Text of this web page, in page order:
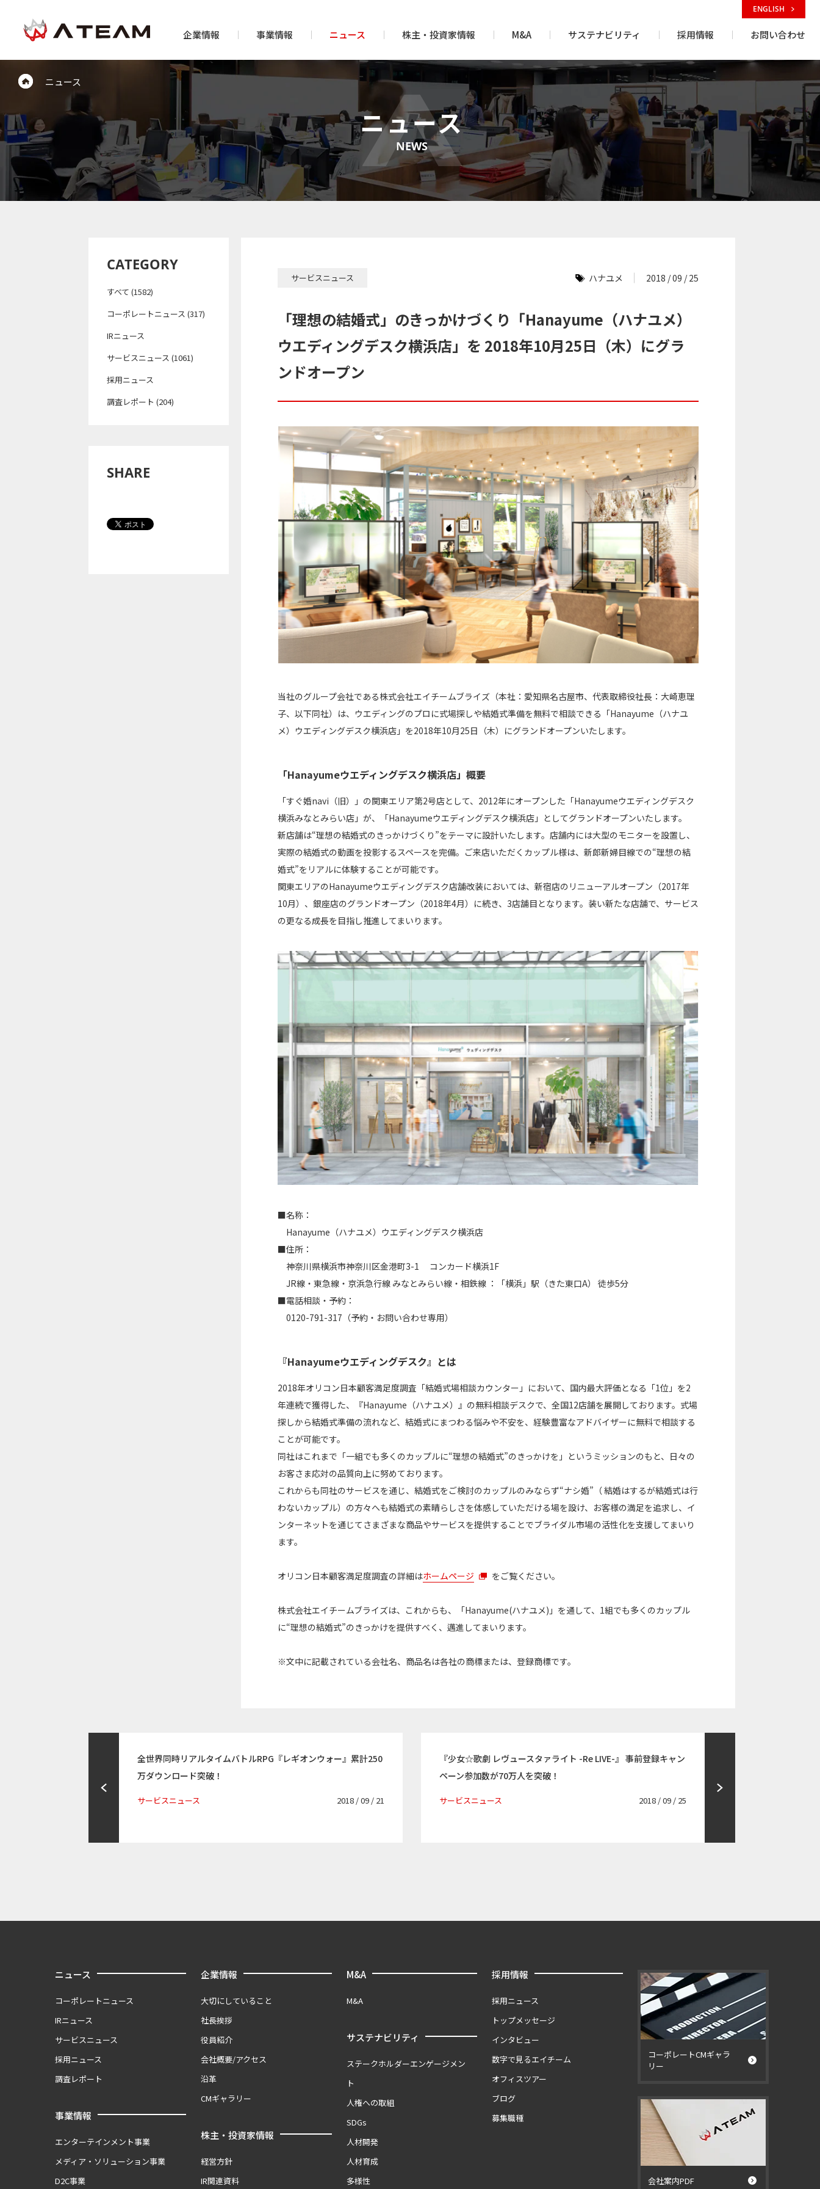
企業情報 事業情報 ニュース 株主・投資家情報 M&A サステナビリティ 採用情報 お問い合わせ
ENGLISH
ニュース
ニュース
NEWS
CATEGORY
すべて (1582)
コーポレートニュース (317)
IRニュース
サービスニュース (1061)
採用ニュース
調査レポート (204)
SHARE
サービスニュース ハナユメ 2018 / 09 / 25
「理想の結婚式」のきっかけづくり「Hanayume（ハナユメ）
ウエディングデスク横浜店」を 2018年10月25日（木）にグラ
ンドオープン
当社のグループ会社である株式会社エイチームブライズ（本社：愛知県名古屋市、代表取締役社長：大崎恵理
子、以下同社）は、ウエディングのプロに式場探しや結婚式準備を無料で相談できる「Hanayume（ハナユ
メ）ウエディングデスク横浜店」を2018年10月25日（木）にグランドオープンいたします。
「Hanayumeウエディングデスク横浜店」概要
「すぐ婚navi（旧）」の関東エリア第2号店として、2012年にオープンした「Hanayumeウエディングデスク
横浜みなとみらい店」が、「Hanayumeウエディングデスク横浜店」としてグランドオープンいたします。
新店舗は“理想の結婚式のきっかけづくり”をテーマに設計いたします。店舗内には大型のモニターを設置し、
実際の結婚式の動画を投影するスペースを完備。ご来店いただくカップル様は、新郎新婦目線での“理想の結
婚式”をリアルに体験することが可能です。
関東エリアのHanayumeウエディングデスク店舗改装においては、新宿店のリニューアルオープン（2017年
10月）、銀座店のグランドオープン（2018年4月）に続き、3店舗目となります。装い新たな店舗で、サービス
の更なる成長を目指し推進してまいります。
■名称：
Hanayume（ハナユメ）ウエディングデスク横浜店
■住所：
神奈川県横浜市神奈川区金港町3-1 コンカード横浜1F
JR線・東急線・京浜急⾏線 みなとみらい線・相鉄線 ：「横浜」駅（きた東⼝A） 徒歩5分
■電話相談・予約：
0120-791-317（予約・お問い合わせ専用）
『Hanayumeウエディングデスク』とは
2018年オリコン日本顧客満足度調査「結婚式場相談カウンター」において、国内最大評価となる「1位」を2
年連続で獲得した、『Hanayume（ハナユメ）』の無料相談デスクで、全国12店舗を展開しております。式場
探しから結婚式準備の流れなど、結婚式にまつわる悩みや不安を、経験豊富なアドバイザーに無料で相談する
ことが可能です。
同社はこれまで「一組でも多くのカップルに“理想の結婚式”のきっかけを」というミッションのもと、日々の
お客さま応対の品質向上に努めております。
これからも同社のサービスを通じ、結婚式をご検討のカップルのみならず“ナシ婚”（ 結婚はするが結婚式は行
わないカップル）の方々へも結婚式の素晴らしさを体感していただける場を設け、お客様の満足を追求し、イ
ンターネットを通じてさまざまな商品やサービスを提供することでブライダル市場の活性化を支援してまいり
ます。
オリコン日本顧客満足度調査の詳細はホームページ をご覧ください。
株式会社エイチームブライズは、これからも、「Hanayume(ハナユメ)」を通して、1組でも多くのカップル
に“理想の結婚式”のきっかけを提供すべく、邁進してまいります。
※文中に記載されている会社名、商品名は各社の商標または、登録商標です。
全世界同時リアルタイムバトルRPG『レギオンウォー』累計250
万ダウンロード突破！
サービスニュース 2018 / 09 / 21
『少女☆歌劇 レヴュースタァライト -Re LIVE-』 事前登録キャン
ペーン参加数が70万人を突破！
サービスニュース 2018 / 09 / 25
ニュース
コーポレートニュース
IRニュース
サービスニュース
採用ニュース
調査レポート
事業情報
エンターテインメント事業
メディア・ソリューション事業
D2C事業
企業情報
大切にしていること
社長挨拶
役員紹介
会社概要/アクセス
沿革
CMギャラリー
株主・投資家情報
経営方針
IR関連資料
M&A
M&A
サステナビリティ
ステークホルダーエンゲージメン
ト
人権への取組
SDGs
人材開発
人材育成
多様性
採用情報
採用ニュース
トップメッセージ
インタビュー
数字で見るエイチーム
オフィスツアー
ブログ
募集職種
コーポレートCMギャラ
リー
会社案内PDF